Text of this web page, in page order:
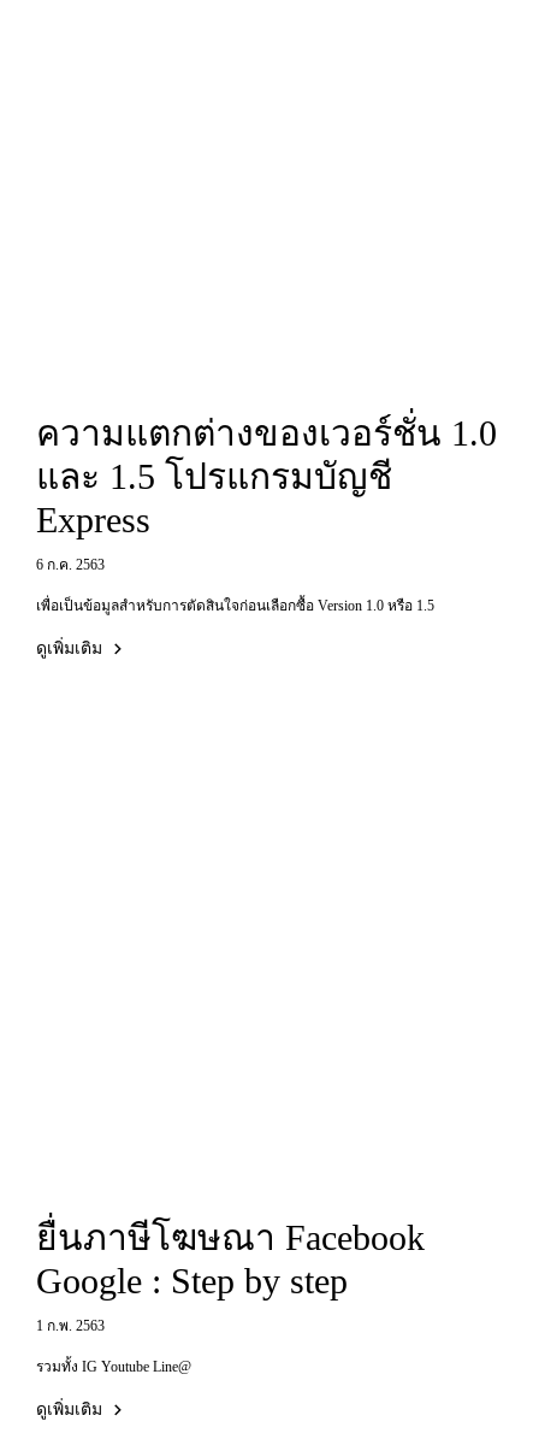
ความแตกต่างของเวอร์ชั่น 1.0
และ 1.5 โปรแกรมบัญชี
Express
6 ก.ค. 2563
เพื่อเป็นข้อมูลสำหรับการตัดสินใจก่อนเลือกซื้อ Version 1.0 หรือ 1.5
ดูเพิ่มเติม
ยื่นภาษีโฆษณา Facebook
Google : Step by step
1 ก.พ. 2563
รวมทั้ง IG Youtube Line@
ดูเพิ่มเติม